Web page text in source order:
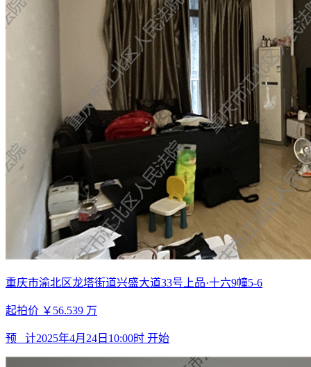
重庆市渝北区龙塔街道兴盛大道33号上品·十六9幢5-6
起拍价 ￥56.539 万
预 计2025年4月24日10:00时 开始